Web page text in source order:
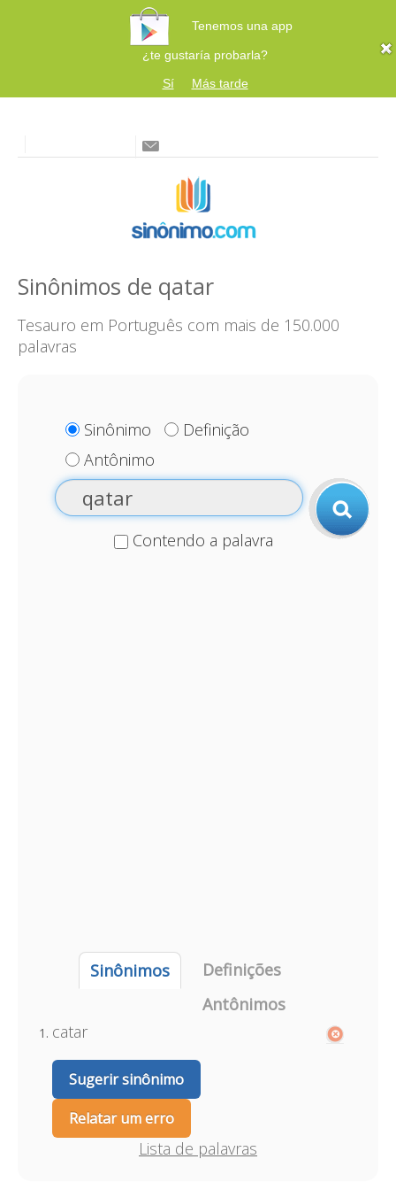
Tenemos una app
¿te gustaría probarla?
Sí
Más tarde
Sinônimos de qatar
Tesauro em Português com mais de 150.000
palavras
Sinônimo
Definição
Antônimo
Contendo a palavra
Sinônimos
Definições
Antônimos
catar
Sugerir sinônimo
Relatar um erro
Lista de palavras